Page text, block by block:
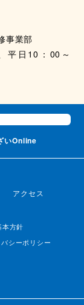
事業部
平日10：00～
いOnline
アクセス
方針
シーポリシー